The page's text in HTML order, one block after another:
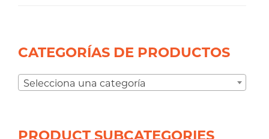
CATEGORÍAS DE PRODUCTOS
Selecciona una categoría
PRODUCT SUBCATEGORIES